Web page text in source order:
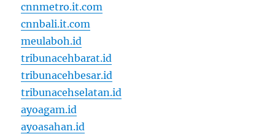
cnnmetro.it.com
cnnbali.it.com
meulaboh.id
tribunacehbarat.id
tribunacehbesar.id
tribunacehselatan.id
ayoagam.id
ayoasahan.id